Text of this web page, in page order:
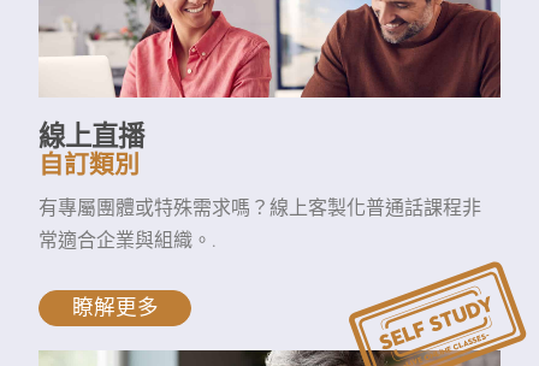
線上直播
自訂類別
有專屬團體或特殊需求嗎？線上客製化普通話課程非
常適合企業與組織。.
瞭解更多